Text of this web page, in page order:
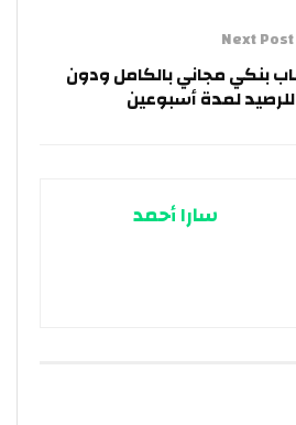
Next Post
بنكي مجاني بالكامل ودون
لمدة أسبوعين
سارا أحمد